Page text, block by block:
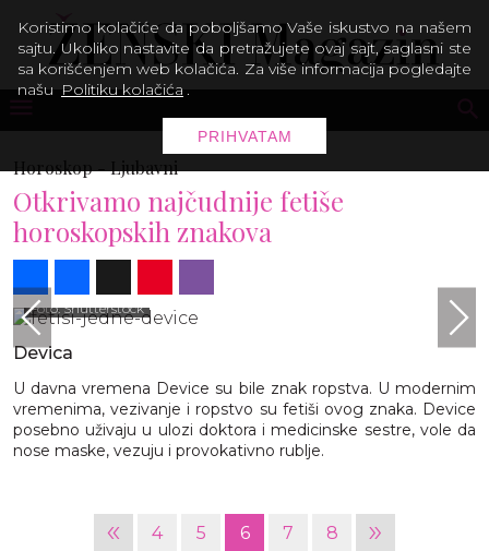
Horoskop -Ljubavni
Otkrivamo najčudnije fetiše
horoskopskih znakova
Foto: Shutterstock
Devica
U davna vremena Device su bile znak ropstva. U modernim
vremenima, vezivanje i ropstvo su fetiši ovog znaka. Device
posebno uživaju u ulozi doktora i medicinske sestre, vole da
nose maske, vezuju i provokativno rublje.
« 4 5 6 7 8 »
Koristimo kolačiće da poboljšamo Vaše iskustvo na našem
sajtu. Ukoliko nastavite da pretražujete ovaj sajt, saglasni ste
sa korišćenjem web kolačića. Za više informacija pogledajte
našu Politiku kolačića .
PRIHVATAM